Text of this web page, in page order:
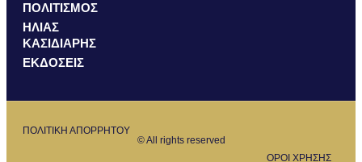
ΠΟΛΙΤΙΣΜΟΣ
ΗΛΙΑΣ
ΚΑΣΙΔΙΑΡΗΣ
ΕΚΔΟΣΕΙΣ
ΠΟΛΙΤΙΚΗ ΑΠΟΡΡΗΤΟΥ
© All rights reserved
ΟΡΟΙ ΧΡΗΣΗΣ